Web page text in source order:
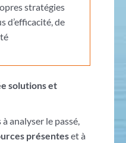
stratégies
d’efficacité, de
solutions et
analyser le passé,
présenteset à